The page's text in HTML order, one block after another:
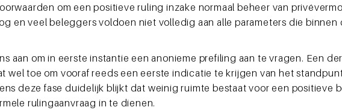
om een positieve ruling inzake normaal beheer van
en veel beleggers voldoen niet volledig aan alle parameters die
aan om in eerste instantie een anonieme prefiling aan te vragen. Een
wel toe om vooraf reeds een eerste indicatie te krijgen van het
deze fase duidelijk blijkt dat weinig ruimte bestaat voor een positieve
rulingaanvraag in te dienen.